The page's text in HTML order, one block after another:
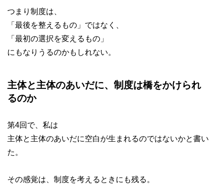
つまり制度は、
「最後を整えるもの」ではなく、
「最初の選択を変えるもの」
にもなりうるのかもしれない。
主体と主体のあいだに、制度は橋をかけられ
るのか
第4回で、私は
主体と主体のあいだに空白が生まれるのではないかと書い
た。
その感覚は、制度を考えるときにも残る。